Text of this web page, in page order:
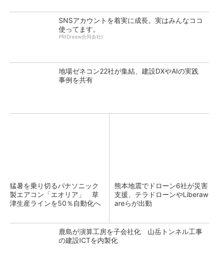
SNSアカウントを着実に成長。実はみんなココ
使ってます。
PR(Dreaw合同会社)
地場ゼネコン22社が集結、建設DXやAIの実践
事例を共有
猛暑を乗り切るパナソニック
製エアコン「エオリア」 草
津生産ラインを50％自動化へ
熊本地震でドローン6社が災害
支援、テラドローンやLiberaw
areらが出動
鹿島が演算工房を子会社化 山岳トンネル工事
の建設ICTを内製化